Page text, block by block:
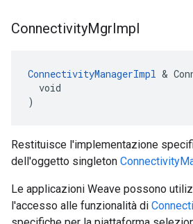
ConnectivityMgrImpl
ConnectivityManagerImpl &
  void
)
Restituisce l'implementazione
dell'oggetto singleton
Le applicazioni Weave possono
l'accesso alle funzionalità di